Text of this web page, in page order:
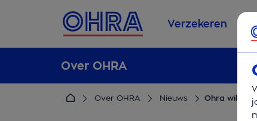
Verzekeren
Over OHRA
Over OHRA Nieuws Ohra wil